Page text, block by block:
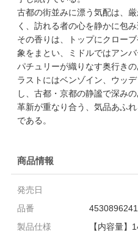
古都の街並みに漂う気配は、
く、訪れる者の心を静かに包み
その香りは、トップにクロー
象をまとい、ミドルではアン
パチュリーが織りなす奥行きの
ラストにはベンゾイン、ウッ
し、古都・京都の静謐で深み
革新が重なり合う、気品あふ
である。
商品情報
発売日
品番
製品仕様
【内容量】